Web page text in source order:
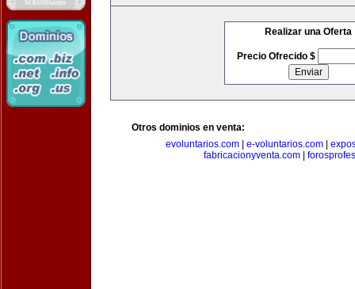
Realizar una Oferta
Precio Ofrecido $
Otros dominios en venta:
evoluntarios.com
e-voluntarios.com
fabricacionyventa.com